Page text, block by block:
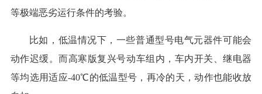
等极端恶劣运行条件的考验。
比如，低温情况下，一些普通型号电气元器件可能会
动作迟缓。而高寒版复兴号动车组内，车内开关、继电器
等均选用适应-40℃的低温型号，再冷的天，动作也能收放